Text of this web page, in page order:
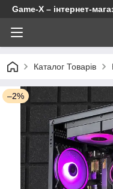
Game-X – інтернет-
Каталог Товарів
–2%